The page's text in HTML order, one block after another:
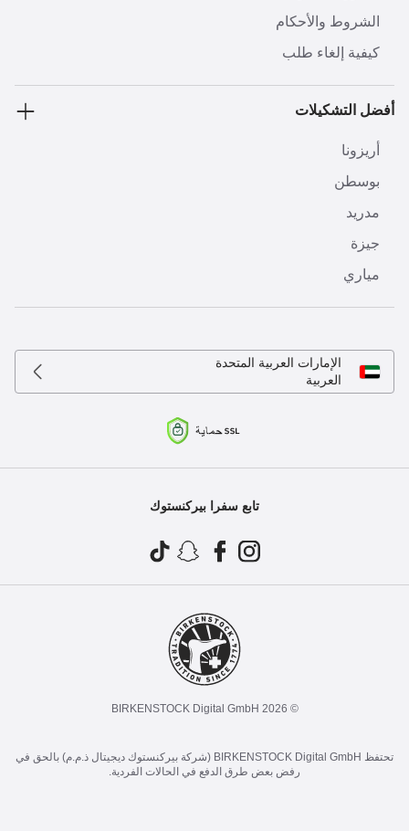
الشروط والأحكام
كيفية إلغاء طلب
أفضل التشكيلات
أريزونا
بوسطن
مدريد
جيزة
مياري
الإمارات العربية المتحدة
العربية
تابع سفرا بيركنستوك
© 2026 BIRKENSTOCK Digital GmbH
تحتفظ BIRKENSTOCK Digital GmbH (شركة بيركنستوك ديجيتال ذ.م.م) بالحق في
رفض بعض طرق الدفع في الحالات الفردية.